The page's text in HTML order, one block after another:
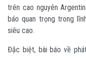
trên cao nguyên
báo quan trọng trong
siêu cao.
Đặc biệt, bài báo về